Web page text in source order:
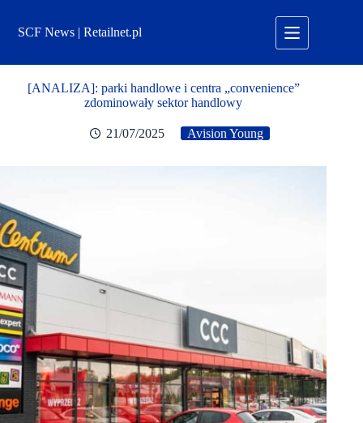
treściSCF News | Retailnet.pl
[ANALIZA]: parki handlowe i centra „convenience”
zdominowały sektor handlowy
21/07/2025 Avision Young